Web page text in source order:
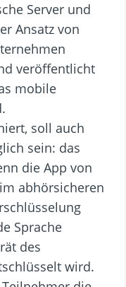
Server und
Ansatz von
veröffentlicht
mobile
soll auch
sein: das
die App von
abhörsicheren
Sprache
des
wird.